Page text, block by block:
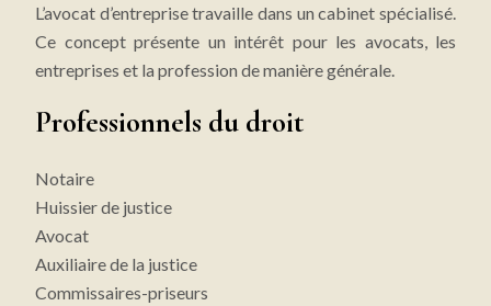
L’avocat d’entreprise travaille dans un cabinet spécialisé.
Ce concept présente un intérêt pour les avocats, les
entreprises et la profession de manière générale.
Professionnels du droit
Notaire
Huissier de justice
Avocat
Auxiliaire de la justice
Commissaires-priseurs